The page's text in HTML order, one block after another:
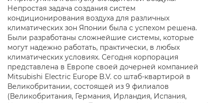
Непростая задача создания систем
кондиционирования воздуха для различных
климатических зон Японии была с успехом решена.
Были разработаны сложнейшие системы, которые
могут надежно работать, практически, в любых
климатических условиях. Сегодня корпорация
представлена в Европе своей дочерней компанией
Mitsubishi Electric Europe B.V. со штаб-квартирой в
Великобритании, состоящей из 9 филиалов
(Великобритания, Германия, Ирландия, Испания,